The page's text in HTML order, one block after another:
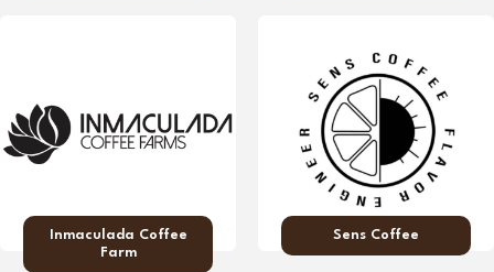
Inmaculada Coffee
Farm
Sens Coffee